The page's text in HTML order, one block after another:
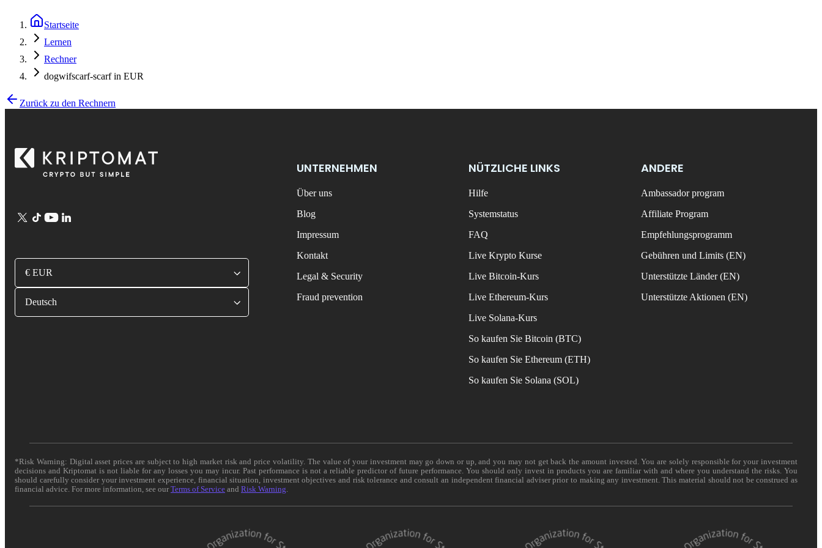
Startseite
Lernen
Rechner
dogwifscarf-scarf in EUR
Zurück zu den Rechnern
€ EUR
Deutsch
UNTERNEHMEN
Über uns
Blog
Impressum
Kontakt
Legal & Security
Fraud prevention
NÜTZLICHE LINKS
Hilfe
Systemstatus
FAQ
Live Krypto Kurse
Live Bitcoin-Kurs
Live Ethereum-Kurs
Live Solana-Kurs
So kaufen Sie Bitcoin (BTC)
So kaufen Sie Ethereum (ETH)
So kaufen Sie Solana (SOL)
ANDERE
Ambassador program
Affiliate Program
Empfehlungsprogramm
Gebühren und Limits (EN)
Unterstützte Länder (EN)
Unterstützte Aktionen (EN)
*Risk Warning: Digital asset prices are subject to high market risk and price volatility. The value of your investment may go down or up, and you may not get back the amount invested. You are solely responsible for your investment
decisions and Kriptomat is not liable for any losses you may incur. Past performance is not a reliable predictor of future performance. You should only invest in products you are familiar with and where you understand the risks. You
should carefully consider your investment experience, financial situation, investment objectives and risk tolerance and consult an independent financial adviser prior to making any investment. This material should not be construed as
financial advice. For more information, see ourTerms of Service and Risk Warning